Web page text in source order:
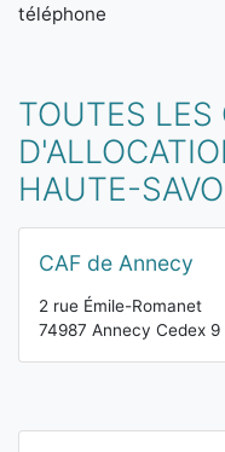
téléphone
TOUTES LES
HAUTE-
CAF de Annecy
2 rue Émile-Romanet
74987 Annecy Cedex 9